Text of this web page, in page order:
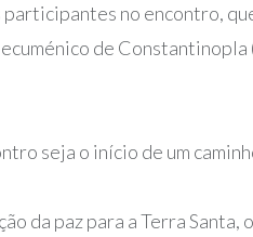
participantes no encontro,
de
seja o início de um
da paz para a Terra